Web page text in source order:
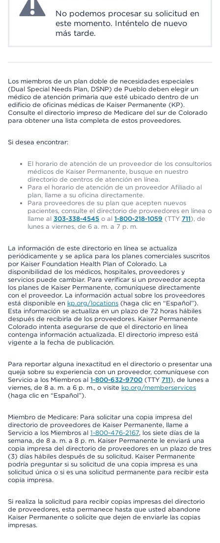
No podemos procesar su solicitud en
este momento. Inténtelo de nuevo
más tarde.
Los miembros de un plan doble de necesidades especiales
(Dual Special Needs Plan, DSNP) de Pueblo deben elegir un
médico de atención primaria que esté ubicado dentro de un
edificio de oficinas médicas de Kaiser Permanente (KP).
Consulte el directorio impreso de Medicare del sur de Colorado
para obtener una lista completa de estos proveedores.
Si desea encontrar:
El horario de atención de un proveedor de los consultorios
médicos de Kaiser Permanente, busque en nuestro
directorio de centros de atención en línea.
Para el horario de atención de un proveedor Afiliado al
plan, llame a su oficina directamente.
Para proveedores de su plan que acepten nuevos
pacientes, consulte el directorio de proveedores en línea o
llame al 303-338-4545 o al 1-800-218-1059 (TTY 711), de
lunes a viernes, de 6 a. m. a 7 p. m.
La información de este directorio en línea se actualiza
periódicamente y se aplica para los planes comerciales suscritos
por Kaiser Foundation Health Plan of Colorado. La
disponibilidad de los médicos, hospitales, proveedores y
servicios puede cambiar. Para verificar si un proveedor acepta
los planes de Kaiser Permanente, comuníquese directamente
con el proveedor. La información actual sobre los proveedores
está disponible en kp.org/locations (haga clic en “Español”).
Esta información se actualiza en un plazo de 72 horas hábiles
después de recibirla de los proveedores. Kaiser Permanente
Colorado intenta asegurarse de que el directorio en línea
contenga información actualizada. El directorio impreso está
vigente a la fecha de publicación.
Para reportar alguna inexactitud en el directorio o presentar una
queja sobre su experiencia con un proveedor, comuníquese con
Servicio a los Miembros al 1-800-632-9700 (TTY 711), de lunes a
viernes, de 8 a. m. a 6 p. m., o visite kp.org/memberservices
(haga clic en “Español”).
Miembro de Medicare: Para solicitar una copia impresa del
directorio de proveedores de Kaiser Permanente, llame a
Servicio a los Miembros al 1-800-476-2167, los siete días de la
semana, de 8 a. m. a 8 p. m. Kaiser Permanente le enviará una
copia impresa del directorio de proveedores en un plazo de tres
(3) días hábiles después de su solicitud. Kaiser Permanente
podría preguntar si su solicitud de una copia impresa es una
solicitud única o si es una solicitud permanente para recibir esta
copia impresa.
Si realiza la solicitud para recibir copias impresas del directorio
de proveedores, esta permanece hasta que usted abandone
Kaiser Permanente o solicite que dejen de enviarle las copias
impresas.